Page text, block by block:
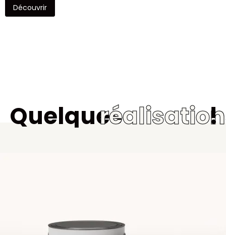
Découvrir
Quelques !